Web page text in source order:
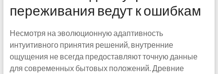
переживания ведут к ошибкам
Несмотря на эволюционную адаптивность
интуитивного принятия решений, внутренние
ощущения не всегда предоставляют точную данные
для современных бытовых положений. Древние